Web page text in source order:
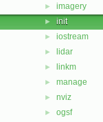
► imagery
► init
► iostream
► lidar
► linkm
► manage
► nviz
► ogsf